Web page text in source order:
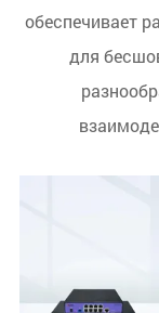
обеспечивает
для